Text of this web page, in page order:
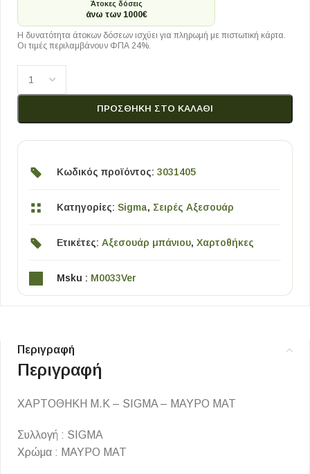
Άτοκες δόσεις
άνω των 1000€
Η δυνατότητα άτοκων δόσεων ισχύει για πληρωμή με πιστωτική κάρτα.
Οι τιμές περιλαμβάνουν ΦΠΑ 24%.
ΠΡΟΣΘΉΚΗ ΣΤΟ ΚΑΛΆΘΙ
Κωδικός προϊόντος: 3031405
Κατηγορίες: Sigma, Σειρές Αξεσουάρ
Ετικέτες: Αξεσουάρ μπάνιου, Χαρτοθήκες
Msku : M0033Ver
Περιγραφή
Περιγραφή
ΧΑΡΤΟΘΗΚΗ Μ.Κ – SIGMA – ΜΑΥΡΟ ΜΑΤ
Συλλογή : SIGMA
Χρώμα : ΜΑΥΡΟ ΜΑΤ